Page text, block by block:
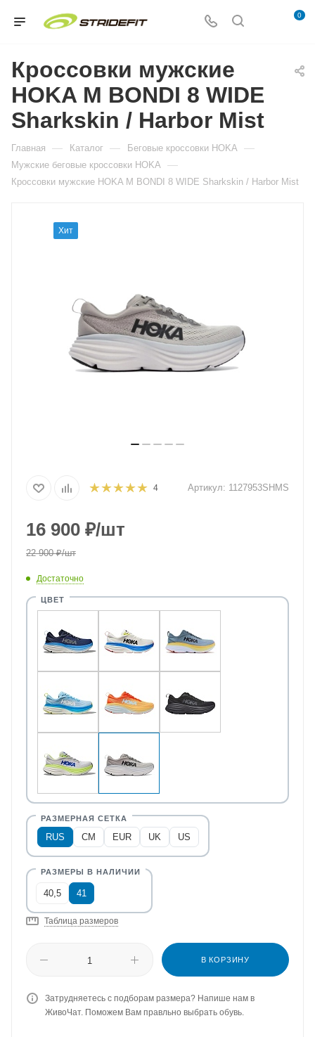
0
Кроссовки мужские
HOKA M BONDI 8 WIDE
Sharkskin / Harbor Mist
Главная — Каталог — Беговые кроссовки HOKA —
Мужские беговые кроссовки HOKA —
Кроссовки мужские HOKA M BONDI 8 WIDE Sharkskin / Harbor Mist
Хит
4 Артикул: 1127953SHMS
16 900 ₽/шт
22 900₽/шт
Достаточно
RUS CM EUR UK US
40,5 41
Таблица размеров
В КОРЗИНУ
Затрудняетесь с подборам размера? Напише нам в
ЖивоЧат. Поможем Вам правльно выбрать обувь.